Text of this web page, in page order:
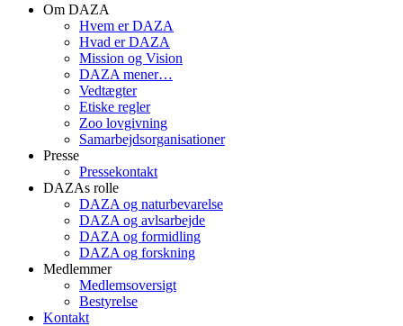
Om DAZA
Hvem er DAZA
Hvad er DAZA
Mission og Vision
DAZA mener…
Vedtægter
Etiske regler
Zoo lovgivning
Samarbejdsorganisationer
Presse
Pressekontakt
DAZAs rolle
DAZA og natur­bevarelse
DAZA og avls­arbejde
DAZA og formidling
DAZA og forskning
Medlemmer
Medlemsoversigt
Bestyrelse
Kontakt